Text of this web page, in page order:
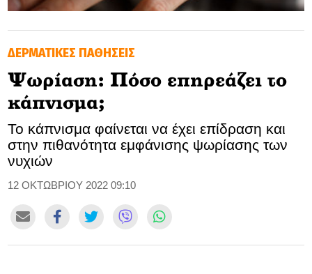
SOOZIE’S FRIENDS
CULTURE
TASTELAND
TECH
HEALTH
MEDIALAND
DRIVE
ΔΕΡΜΑΤΙΚΕΣ ΠΑΘΗΣΕΙΣ
Ψωρίαση: Πόσο επηρεάζει το
κάπνισμα;
Το κάπνισμα φαίνεται να έχει επίδραση και
στην πιθανότητα εμφάνισης ψωρίασης των
νυχιών
12 ΟΚΤΩΒΡΙΟΥ 2022 09:10